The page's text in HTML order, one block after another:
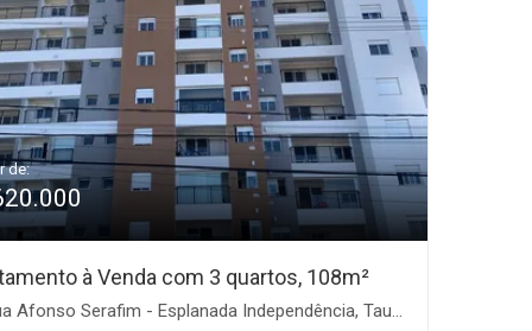
de:
à Venda com 3 quartos, 108m²
Afonso Serafim - Esplanada Independência, Taubaté-SP